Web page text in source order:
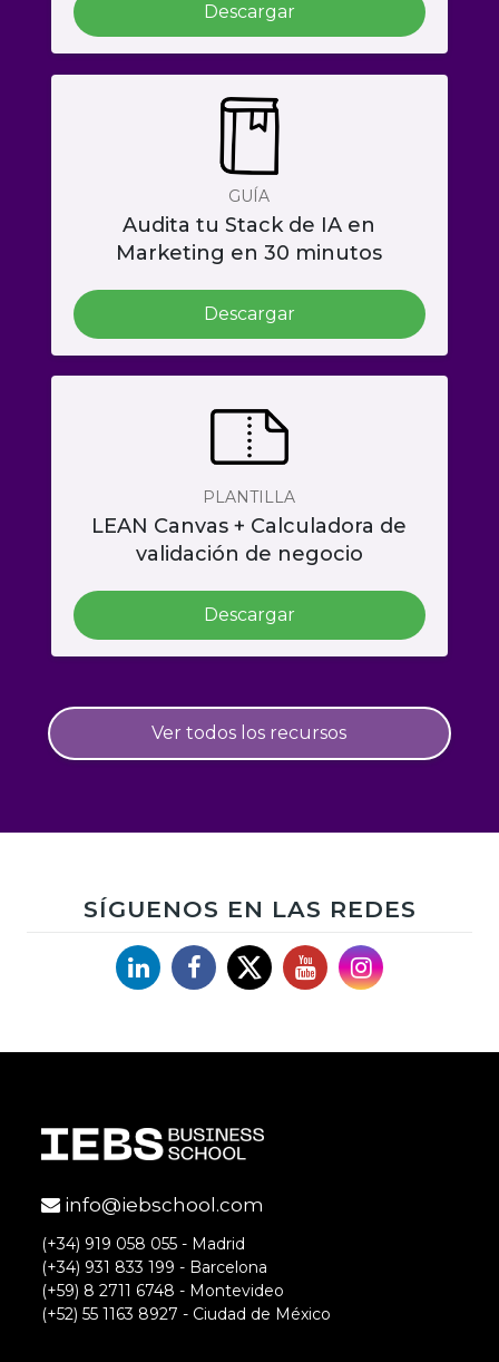
Descargar
GUÍA
Audita tu Stack de IA en
Marketing en 30 minutos
Descargar
PLANTILLA
LEAN Canvas + Calculadora de
validación de negocio
Descargar
Ver todos los recursos
SÍGUENOS EN LAS REDES
LinkedinFacebook
X YouTubeInstagram
info@iebschool.com
(+34) 919 058 055 - Madrid
(+34) 931 833 199 - Barcelona
(+59) 8 2711 6748 - Montevideo
(+52) 55 1163 8927 - Ciudad de México